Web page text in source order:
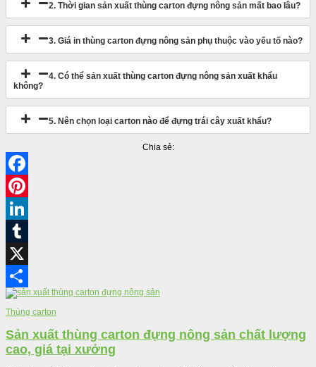
2. Thời gian sản xuất thùng carton đựng nông sản mất bao lâu?
3. Giá in thùng carton đựng nông sản phụ thuộc vào yếu tố nào?
4. Có thể sản xuất thùng carton đựng nông sản xuất khẩu
không?
5. Nên chọn loại carton nào để đựng trái cây xuất khẩu?
Chia sẻ:
Share
Thùng carton
Sản xuất thùng carton đựng nông sản chất lượng
cao, giá tại xưởng